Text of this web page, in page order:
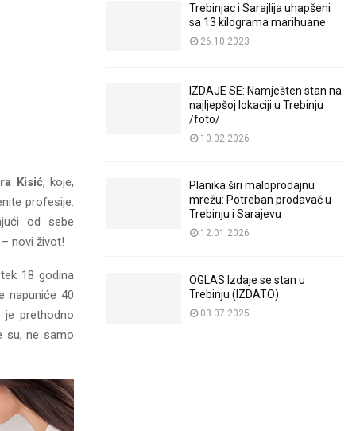
Kisić, koje,
profesije.
od sebe
novi život!
18 godina
napuniće 40
je prethodno
su, ne samo
Trebinjac i Sarajlija uhapšeni
sa 13 kilograma marihuane
26.10.2023
IZDAJE SE: Namješten stan na
najljepšoj lokaciji u Trebinju
/foto/
10.02.2026
Planika širi maloprodajnu
mrežu: Potreban prodavač u
Trebinju i Sarajevu
12.01.2026
OGLAS Izdaje se stan u
Trebinju (IZDATO)
03.07.2025